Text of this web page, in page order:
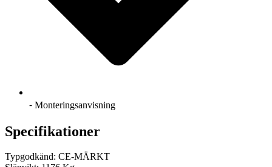
⁃ Monteringsanvisning
Specifikationer
Typgodkänd: CE-MÄRKT